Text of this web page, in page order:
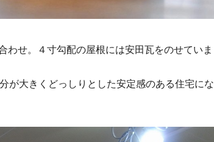
わせ。４寸勾配の屋根には安田瓦をのせていま
が大きくどっしりとした安定感のある住宅にな